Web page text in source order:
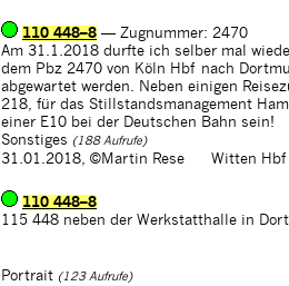
110 448–8 — Zugnummer: 2470
Am 31.1.2018 durfte ich selber mal
dem Pbz 2470 von Köln Hbf nach
abgewartet werden. Neben einigen
218, für das Stillstandsmanagement
einer E10 bei der Deutschen Bahn sein!
Sonstiges (188 Aufrufe)
31.01.2018, ©Martin Rese Witten Hbf
110 448–8
115 448 neben der Werkstatthalle in
Portrait (123 Aufrufe)